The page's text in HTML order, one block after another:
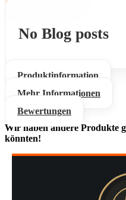
No Blog posts
Produktinformation
Mehr Informationen
Bewertungen
Wir haben andere Produkte
könnten!